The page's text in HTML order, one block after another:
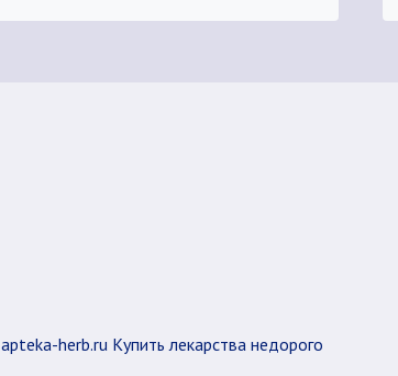
herb.ru Купить лекарства недорого